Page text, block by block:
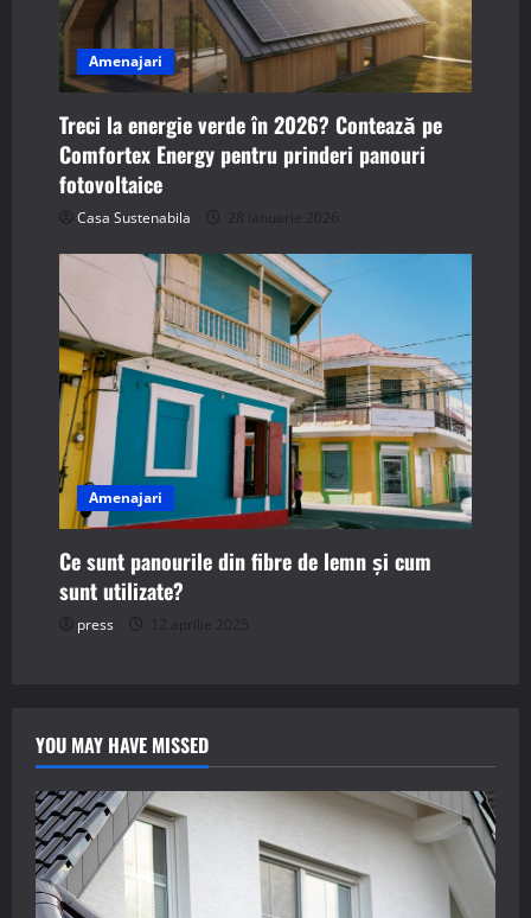
Amenajari
Treci la energie verde în 2026? Contează pe
Comfortex Energy pentru prinderi panouri
fotovoltaice
Casa Sustenabila 28 ianuarie 2026
Amenajari
Ce sunt panourile din fibre de lemn și cum
sunt utilizate?
press 12 aprilie 2025
YOU MAY HAVE MISSED